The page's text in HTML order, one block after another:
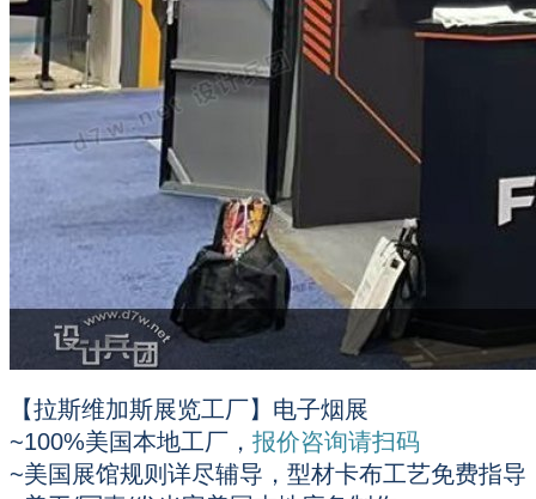
【拉斯维加斯展览工厂】电子烟展
~100%美国本地工厂， 报价咨询请扫码
~美国展馆规则详尽辅导，型材卡布工艺免费指导